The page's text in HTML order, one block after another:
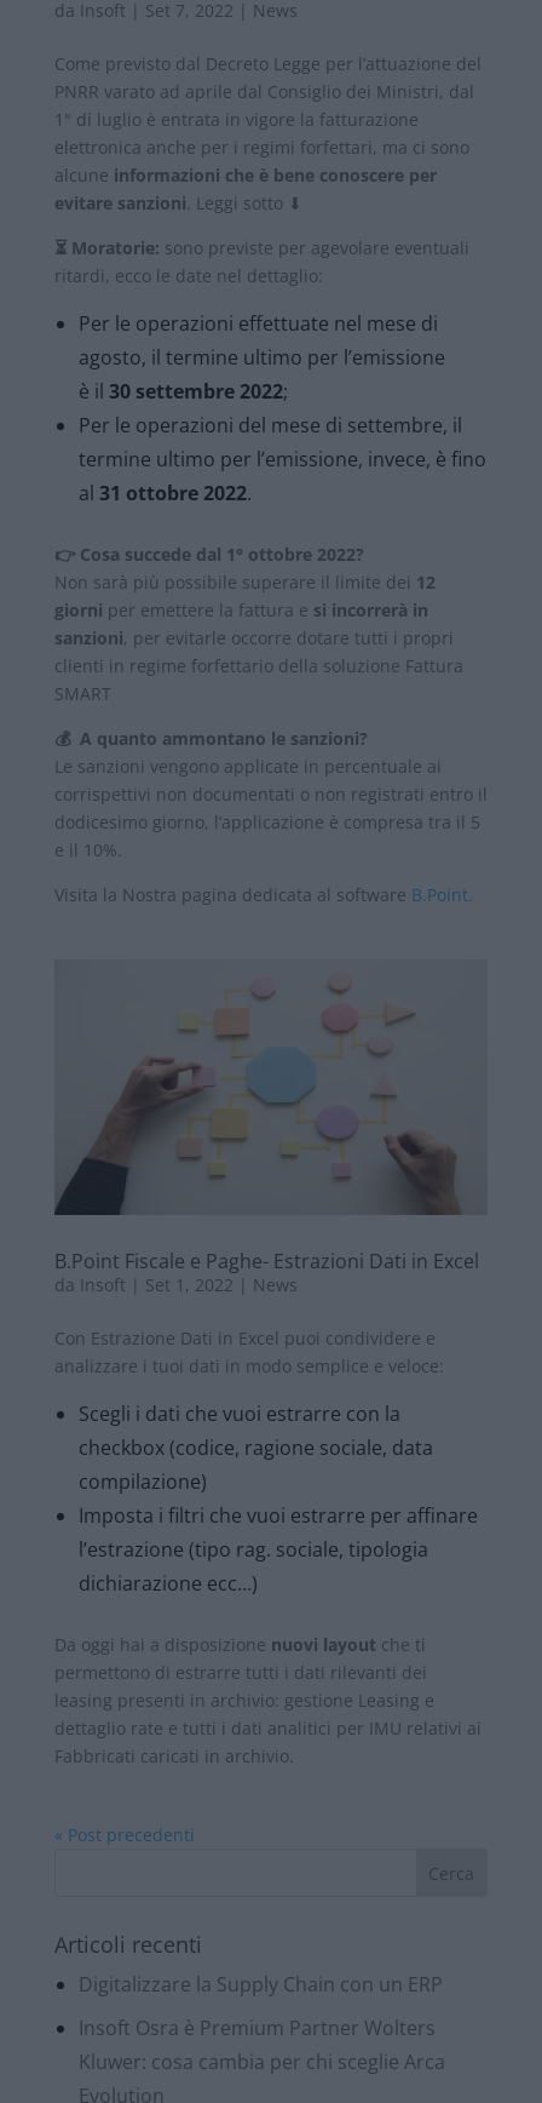
da Insoft | Set 7, 2022 | News
Come previsto dal Decreto Legge per l’attuazione del
PNRR varato ad aprile dal Consiglio dei Ministri, dal
1° di luglio è entrata in vigore la fatturazione
elettronica anche per i regimi forfettari, ma ci sono
alcune informazioni che è bene conoscere per
evitare sanzioni. Leggi sotto ⬇
⏳Moratorie: sono previste per agevolare eventuali
ritardi, ecco le date nel dettaglio:
Per le operazioni effettuate nel mese di
agosto, il termine ultimo per l’emissione
è il 30 settembre 2022;
Per le operazioni del mese di settembre, il
termine ultimo per l’emissione, invece, è fino
al 31 ottobre 2022.
👉Cosa succede dal 1° ottobre 2022?
Non sarà più possibile superare il limite dei 12
giorni per emettere la fattura e si incorrerà in
sanzioni, per evitarle occorre dotare tutti i propri
clienti in regime forfettario della soluzione Fattura
SMART
💰A quanto ammontano le sanzioni?
Le sanzioni vengono applicate in percentuale ai
corrispettivi non documentati o non registrati entro il
dodicesimo giorno, l’applicazione è compresa tra il 5
e il 10%.
Visita la Nostra pagina dedicata al software B.Point.
B.Point Fiscale e Paghe- Estrazioni Dati in Excel
da Insoft | Set 1, 2022 | News
Con Estrazione Dati in Excel puoi condividere e
analizzare i tuoi dati in modo semplice e veloce:
Scegli i dati che vuoi estrarre con la
checkbox (codice, ragione sociale, data
compilazione)
Imposta i filtri che vuoi estrarre per affinare
l’estrazione (tipo rag. sociale, tipologia
dichiarazione ecc…)
Da oggi hai a disposizione nuovi layout che ti
permettono di estrarre tutti i dati rilevanti dei
leasing presenti in archivio: gestione Leasing e
dettaglio rate e tutti i dati analitici per IMU relativi ai
Fabbricati caricati in archivio.
« Post precedenti
Articoli recenti
Digitalizzare la Supply Chain con un ERP
Insoft Osra è Premium Partner Wolters
Kluwer: cosa cambia per chi sceglie Arca
Evolution